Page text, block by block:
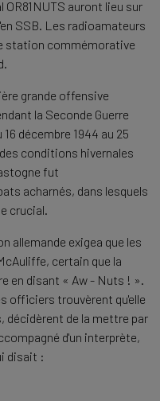
auront lieu sur
SSB. Les radioamateurs
station commémorative
grande offensive
la Seconde Guerre
décembre 1944 au 25
conditions hivernales
fut
acharnés, dans lesquels
crucial.
allemande exigea que les
certain que la
en disant « Aw - Nuts ! ».
officiers trouvèrent qu'elle
décidèrent de la mettre par
d'un interprète,
disait :